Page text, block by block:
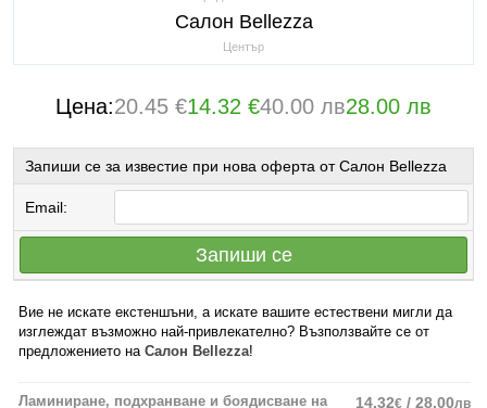
Салон Bellezza
Център
Цена:20.45 €14.32 €40.00 лв28.00 лв
Запиши се за известие при нова оферта от Салон Bellezza
Email:
Запиши се
Вие не искате екстеншъни, а искате вашите естествени мигли да
изглеждат възможно най-привлекателно? Възползвайте се от
предложението на Салон Bellezza!
Ламиниране, подхранване и боядисване на
14.32€ / 28.00лв